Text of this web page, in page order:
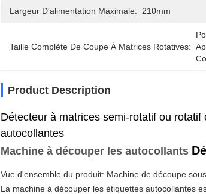
Largeur D'alimentation Maximale: 210mm
Taille Complète De Coupe À Matrices Rotatives:
Product Description
Détecteur à matrices semi-rotatif ou
autocollantes
Machine à découper les autocollants
Vue d'ensemble du produit: Machine de découpe
La machine à découper les étiquettes autocollantes